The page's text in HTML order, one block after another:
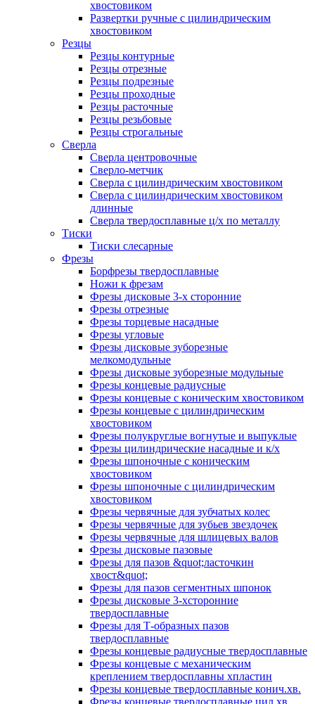
хвостовиком
Развертки ручные с цилиндрическим
хвостовиком
Резцы
Резцы контурные
Резцы отрезные
Резцы подрезные
Резцы проходные
Резцы расточные
Резцы резьбовые
Резцы строгальные
Сверла
Сверла центровочные
Сверло-метчик
Сверла с цилиндрическим хвостовиком
Сверла с цилиндрическим хвостовиком
длинные
Сверла твердосплавные ц/х по металлу
Тиски
Тиски слесарные
Фрезы
Борфрезы твердосплавные
Ножи к фрезам
Фрезы дисковые 3-х сторонние
Фрезы отрезные
Фрезы торцевые насадные
Фрезы угловые
Фрезы дисковые зуборезные
мелкомодульные
Фрезы дисковые зуборезные модульные
Фрезы концевые радиусные
Фрезы концевые с коническим хвостовиком
Фрезы концевые с цилиндрическим
хвостовиком
Фрезы полукруглые вогнутые и выпуклые
Фрезы цилиндрические насадные и к/х
Фрезы шпоночные с коническим
хвостовиком
Фрезы шпоночные с цилиндрическим
хвостовиком
Фрезы червячные для зубчатых колес
Фрезы червячные для зубьев звездочек
Фрезы червячные для шлицевых валов
Фрезы дисковые пазовые
Фрезы для пазов &quot;ласточкин
хвост&quot;
Фрезы для пазов сегментных шпонок
Фрезы дисковые 3-хсторонние
твердосплавные
Фрезы для Т-образных пазов
твердосплавные
Фрезы концевые радиусные твердосплавные
Фрезы концевые с механическим
креплением твердосплавны хпластин
Фрезы концевые твердосплавные конич.хв.
Фрезы концевые твердосплавные цил.хв.